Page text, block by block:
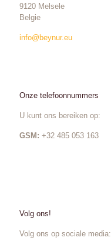
9120 Melsele
Belgie
info@beynur.eu
Onze telefoonnummers
U kunt ons bereiken op:
GSM: +32 485 053 163
Volg ons!
Volg ons op sociale media: